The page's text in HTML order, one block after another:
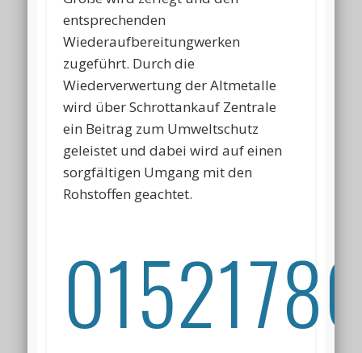
entsprechenden
Wiederaufbereitungwerken
zugeführt. Durch die
Wiederverwertung der Altmetalle
wird über Schrottankauf Zentrale
ein Beitrag zum Umweltschutz
geleistet und dabei wird auf einen
sorgfältigen Umgang mit den
Rohstoffen geachtet.